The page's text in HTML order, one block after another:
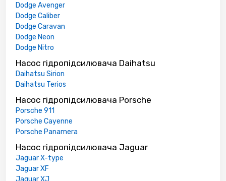
Dodge Avenger
Dodge Caliber
Dodge Caravan
Dodge Neon
Dodge Nitro
Насос гідропідсилювача Daihatsu
Daihatsu Sirion
Daihatsu Terios
Насос гідропідсилювача Porsche
Porsche 911
Porsche Cayenne
Porsche Panamera
Насос гідропідсилювача Jaguar
Jaguar X-type
Jaguar XF
Jaguar XJ